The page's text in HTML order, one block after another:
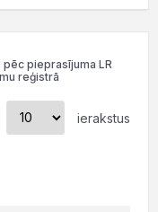
pieprasījuma LR
reģistrā
ierakstus